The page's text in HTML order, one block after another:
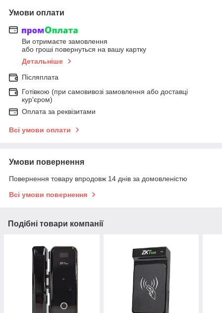
Умови оплати
Ви отримаєте замовлення
або гроші повернуться на вашу картку
Детальніше
Післяплата
Готівкою (при самовивозі замовлення або доставці
кур'єром)
Оплата за реквізитами
Всі умови оплати
Умови повернення
Повернення товару впродовж 14 днів за домовленістю
Всі умови повернення
Подібні товари компанії